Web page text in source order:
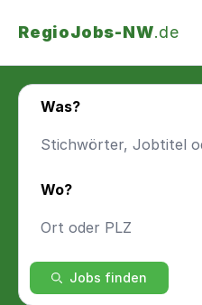
RegioJobs-NW.de
Was?
Wo?
Jobs finden